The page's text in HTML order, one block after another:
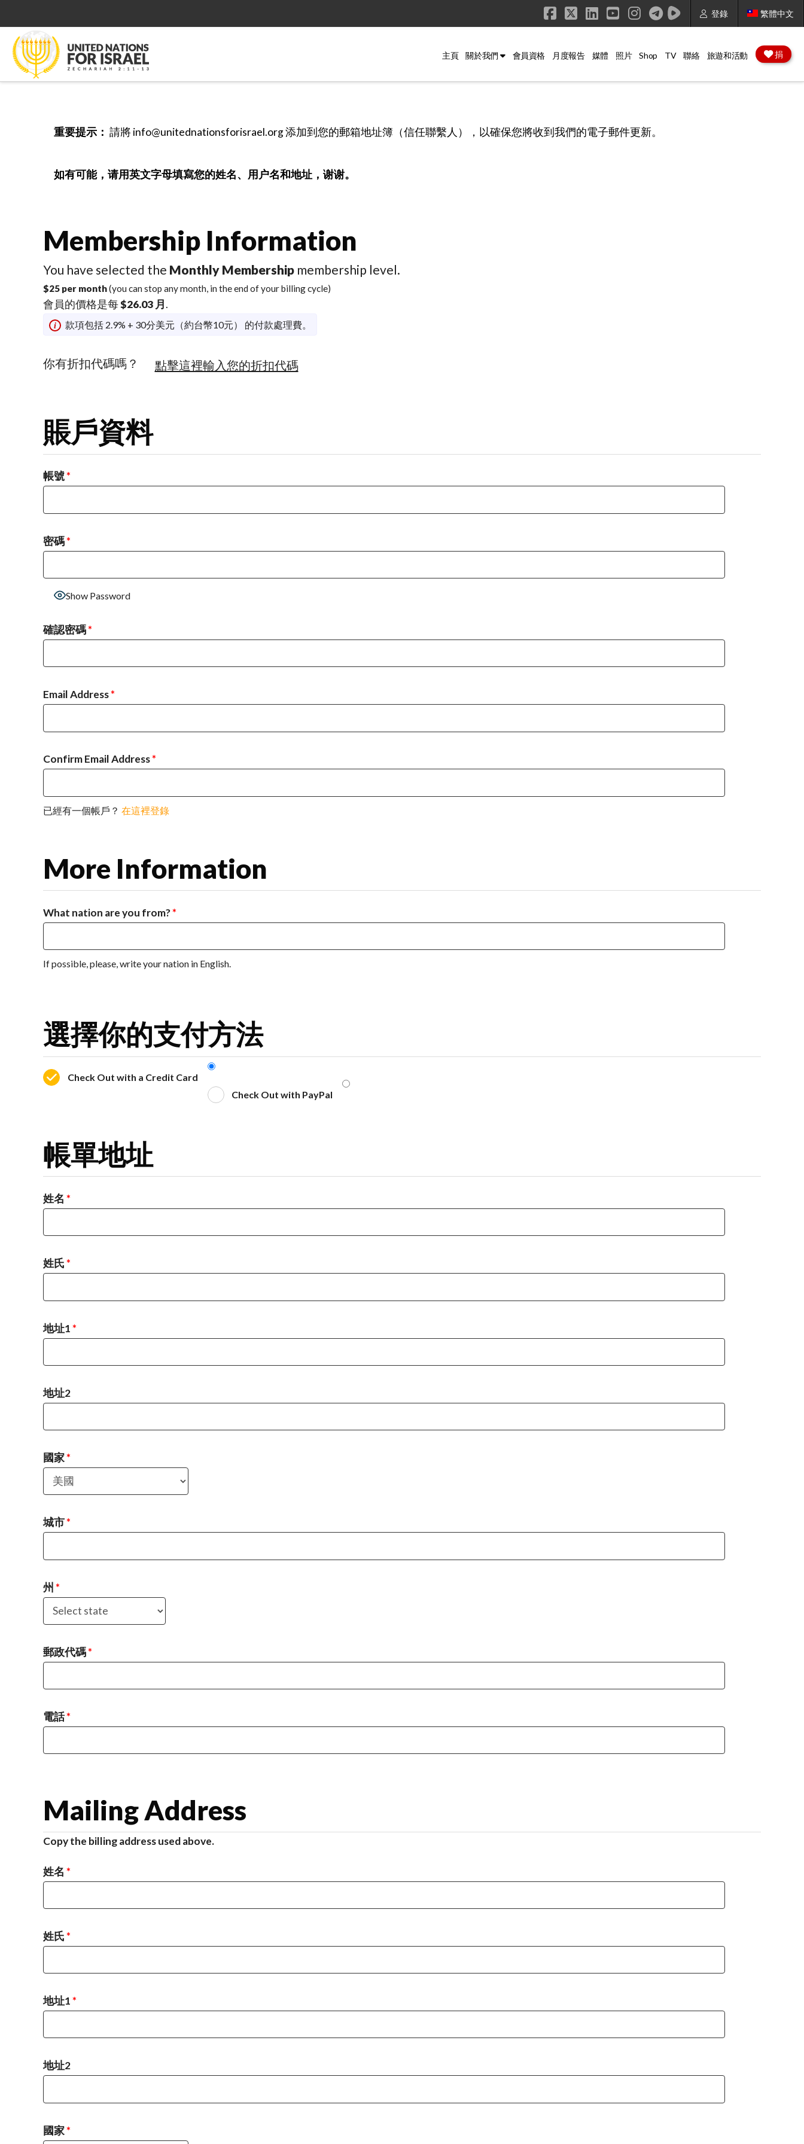
登錄 繁體中文
Facebook
X LinkedIn
YouTube
Instagram
主頁 關於我們 會員資格 月度報告 媒體 照片 Shop TV 聯絡 旅遊和活動 捐
重要提示： 請將 info@unitednationsforisrael.org 添加到您的郵箱地址簿（信任聯繫人），以確保您將收到我們的電子郵件更新。
如有可能，请用英文字母填寫您的姓名、用户名和地址，谢谢。
Membership Information
You have selected the Monthly Membership membership level.
$25 per month(you can stop any month, in the end of your billing cycle)
會員的價格是每$26.03 月 .
款項包括 2.9% + 30分美元（約台幣10元） 的付款處理費。
你有折扣代碼嗎？ 點擊這裡輸入您的折扣代碼
賬戶資料
帳號*
密碼*
Show Password
確認密碼*
Email Address*
Confirm Email Address*
已經有一個帳戶？ 在這裡登錄
More Information
What nation are you from?*
If possible, please, write your nation in English.
選擇你的支付方法
Check Out with a Credit Card
Check Out with PayPal
帳單地址
姓名 *
姓氏*
地址1*
地址2
國家*
城市*
州 *
郵政代碼*
電話*
Mailing Address
Copy the billing address used above.
姓名 *
姓氏*
地址1*
地址2
國家*